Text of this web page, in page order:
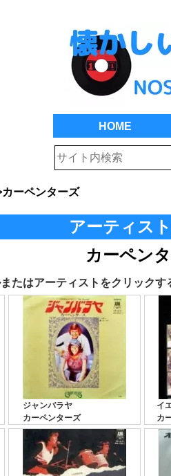
HOME
カーペンターズ
アーティス
カーペン
たはアーティストをクリック
ジャンバラヤ
カーペンターズ
イ
カ